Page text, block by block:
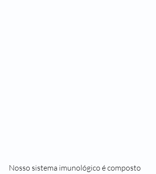
Nosso sistema imunológico é composto